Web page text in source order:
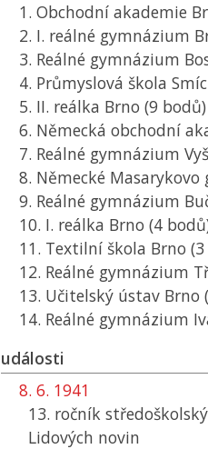
1. Obchodní akademie
2. I. reálné gymnázium
3. Reálné gymnázium
4. Průmyslová škola
5. II. reálka Brno (9 bodů)
6. Německá obchodní
7. Reálné gymnázium
8. Německé
9. Reálné gymnázium
10. I. reálka Brno (4
11. Textilní škola Brno
12. Reálné gymnázium
13. Učitelský ústav Brno
14. Reálné gymnázium
události
8. 6. 1941
13. ročník
Lidových novin